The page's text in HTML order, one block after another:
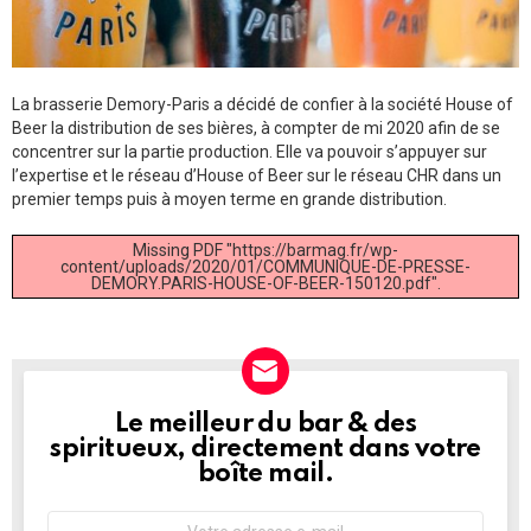
La brasserie Demory-Paris a décidé de confier à la société House of
Beer la distribution de ses bières, à compter de mi 2020 afin de se
concentrer sur la partie production. Elle va pouvoir s’appuyer sur
l’expertise et le réseau d’House of Beer sur le réseau CHR dans un
premier temps puis à moyen terme en grande distribution.
Missing PDF "https://barmag.fr/wp-
content/uploads/2020/01/COMMUNIQUE-DE-PRESSE-
DEMORY.PARIS-HOUSE-OF-BEER-150120.pdf".
NEWSLETTER
Le meilleur du bar & des
spiritueux, directement dans votre
boîte mail.